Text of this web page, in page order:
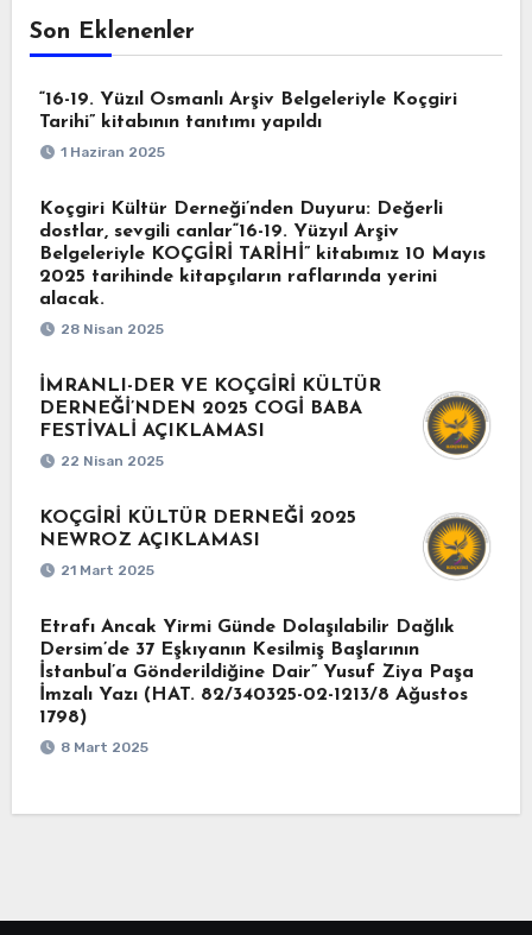
Son Eklenenler
“16-19. Yüzıl Osmanlı Arşiv Belgeleriyle Koçgiri
Tarihi” kitabının tanıtımı yapıldı
1 Haziran 2025
Koçgiri Kültür Derneği’nden Duyuru: Değerli
dostlar, sevgili canlar“16-19. Yüzyıl Arşiv
Belgeleriyle KOÇGİRİ TARİHİ” kitabımız 10 Mayıs
2025 tarihinde kitapçıların raflarında yerini
alacak.
28 Nisan 2025
İMRANLI-DER VE KOÇGİRİ KÜLTÜR
DERNEĞİ’NDEN 2025 COGİ BABA
FESTİVALİ AÇIKLAMASI
22 Nisan 2025
KOÇGİRİ KÜLTÜR DERNEĞİ 2025
NEWROZ AÇIKLAMASI
21 Mart 2025
Etrafı Ancak Yirmi Günde Dolaşılabilir Dağlık
Dersim’de 37 Eşkıyanın Kesilmiş Başlarının
İstanbul’a Gönderildiğine Dair” Yusuf Ziya Paşa
İmzalı Yazı (HAT. 82/340325-02-1213/8 Ağustos
1798)
8 Mart 2025